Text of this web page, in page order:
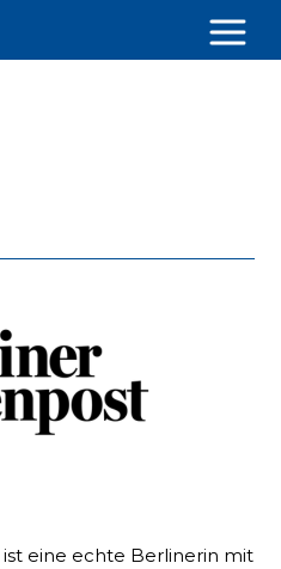
ist eine echte Berlinerin mit